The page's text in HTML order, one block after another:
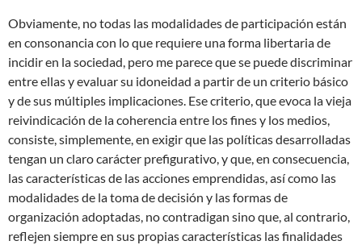
Obviamente, no todas las modalidades de participación están
en consonancia con lo que requiere una forma libertaria de
incidir en la sociedad, pero me parece que se puede discriminar
entre ellas y evaluar su idoneidad a partir de un criterio básico
y de sus múltiples implicaciones. Ese criterio, que evoca la vieja
reivindicación de la coherencia entre los fines y los medios,
consiste, simplemente, en exigir que las políticas desarrolladas
tengan un claro carácter prefigurativo, y que, en consecuencia,
las características de las acciones emprendidas, así como las
modalidades de la toma de decisión y las formas de
organización adoptadas, no contradigan sino que, al contrario,
reflejen siempre en sus propias características las finalidades